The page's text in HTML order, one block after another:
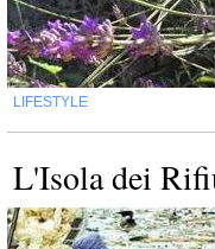
LIFESTYLE
L'Isola dei